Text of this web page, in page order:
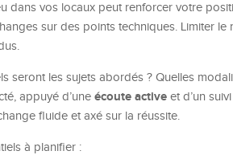
dans vos locaux peut renforcer votre
sur des points techniques. Limiter
seront les sujets abordés ? Quelles
appuyé d’une écoute active et d’un
fluide et axé sur la réussite.
à planifier :